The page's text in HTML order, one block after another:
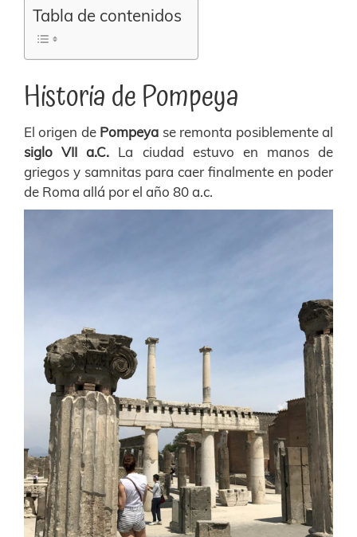
Tabla de contenidos
Historia de Pompeya
El origen de Pompeya se remonta posiblemente al
siglo VII a.C. La ciudad estuvo en manos de
griegos y samnitas para caer finalmente en poder
de Roma allá por el año 80 a.c.